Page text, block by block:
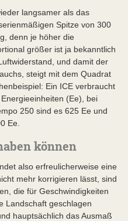
langsamer als das
Spitze von 300
denn je höher die
größer ist ja bekanntlich
und damit der
steigt mit dem Quadrat
Ein ICE verbraucht
(Ee), bei
250 sind es 625 Ee und
Ee.
können
also erfreulicherweise eine
mehr korrigieren lässt, sind
die für Geschwindigkeiten
Landschaft geschlagen
hauptsächlich das Ausmaß